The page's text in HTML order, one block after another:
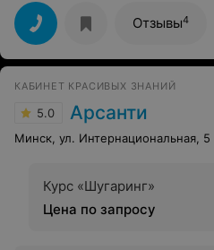
объясняла, научила работать с
поделилась своими фишками в
прошла на одном дыхании!
новые знания!
Отзывы4
КАБИНЕТ КРАСИВЫХ ЗНАНИЙ
5.0 Арсанти
Минск, ул. Интернациональная, 5
Курс «Шугаринг»
Цена по запросу